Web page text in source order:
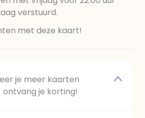
verstuurd.
met deze kaart!
je meer kaarten
je korting!